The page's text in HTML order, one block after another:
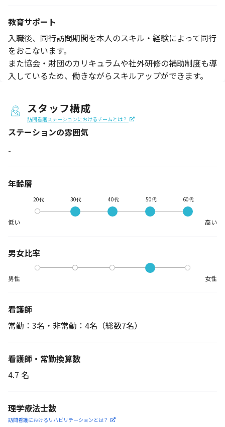
教育サポート
入職後、同行訪問期間を本人のスキル・経験によって同行
をおこないます。
また協会・財団のカリキュラムや社外研修の補助制度も導
入しているため、働きながらスキルアップができます。
スタッフ構成
訪問看護ステーションにおけるチームとは？
ステーションの雰囲気
-
年齢層
低い
20代 30代 40代 50代 60代
高い
男女比率
男性 女性
看護師
常勤：3名・非常勤：4名 （総数7名）
看護師・常勤換算数
4.7 名
理学療法士数
訪問看護におけるリハビリ テーションとは？